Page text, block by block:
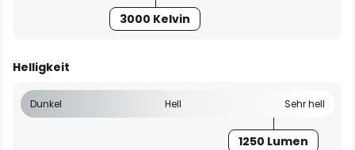
3000 Kelvin
Helligkeit
Dunkel Hell Sehr hell
1250 Lumen